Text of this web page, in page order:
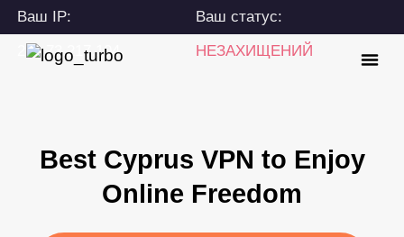
Ваш IP:
216.73.217.104
Ваш статус:
НЕЗАХИЩЕНИЙ
Best Cyprus VPN to Enjoy
Online Freedom